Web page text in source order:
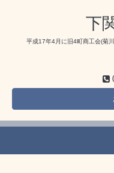
下
平成17年4月に旧4町商工会(菊